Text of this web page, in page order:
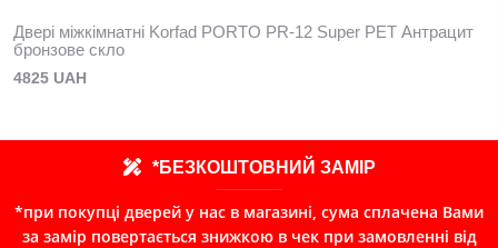
Двері міжкімнатні Korfad PORTO PR-12 Super PET Антрацит
бронзове скло
4825 UAH
*БЕЗКОШТОВНИЙ ЗАМІР
*при покупці дверей у нас в магазині, сума сплачена Вами
за замір повертається знижкою в чек при замовленні від